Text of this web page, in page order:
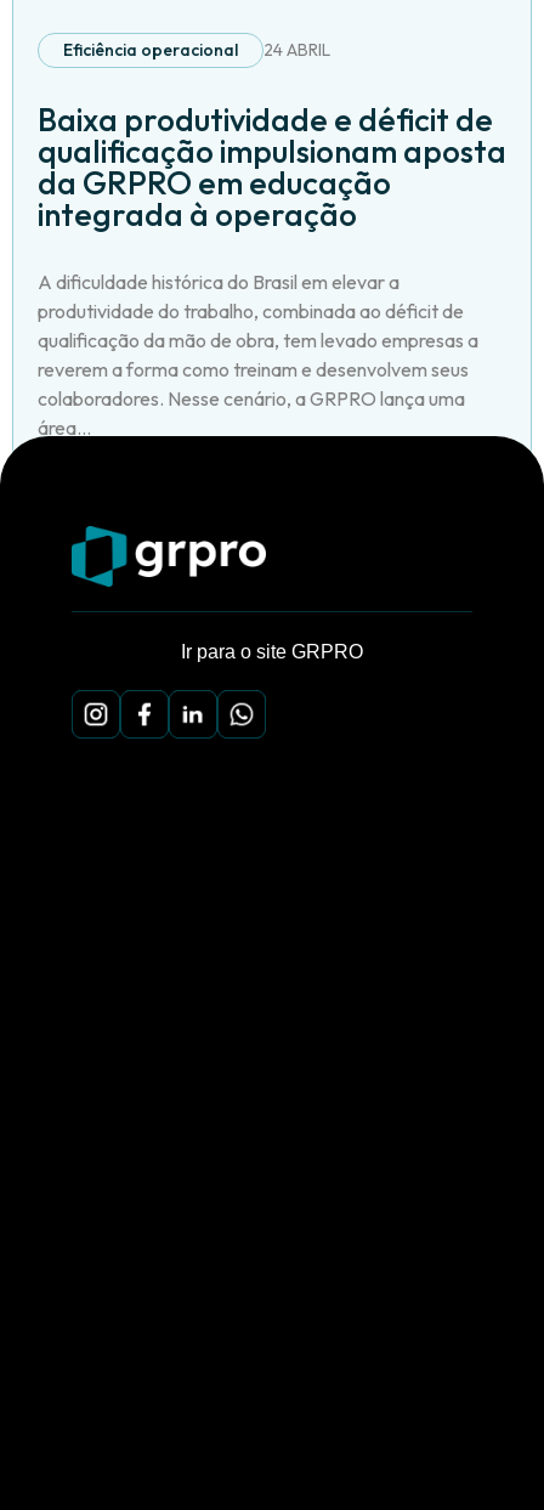
Eficiência operacional 24 ABRIL
Baixa produtividade e déficit de
qualificação impulsionam aposta
da GRPRO em educação
integrada à operação
A dificuldade histórica do Brasil em elevar a
produtividade do trabalho, combinada ao déficit de
qualificação da mão de obra, tem levado empresas a
reverem a forma como treinam e desenvolvem seus
colaboradores. Nesse cenário, a GRPRO lança uma
área...
Ir para o site GRPRO